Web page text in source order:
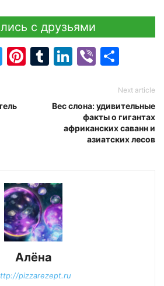
с друзьями
Twitter
Pinterest
Tumblr
LinkedIn
Viber
Next article
Вес слона: удивительные
факты о гигантах
африканских саванн и
азиатских лесов
Алёна
pizzarezept.ru